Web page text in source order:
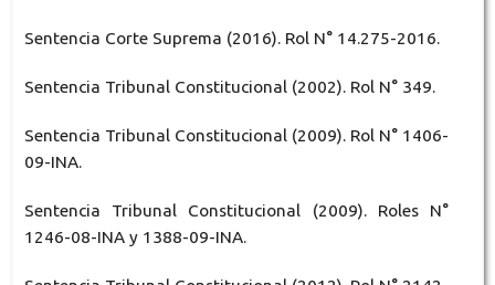
Sentencia Corte Suprema (2016). Rol N° 14.275-2016.
Sentencia Tribunal Constitucional (2002). Rol N° 349.
Sentencia Tribunal Constitucional (2009). Rol N° 1406-
09-INA.
Sentencia Tribunal Constitucional (2009). Roles N°
1246-08-INA y 1388-09-INA.